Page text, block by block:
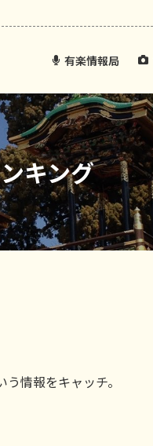
有楽情報局
キング
情報をキャッチ。